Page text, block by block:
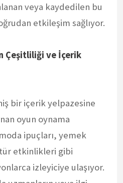
veya kaydedilen bu
etkileşim sağlıyor.
Çeşitliliği ve İçerik
bir içerik yelpazesine
oyun oynama
ipuçları, yemek
etkinlikleri gibi
izleyiciye ulaşıyor.